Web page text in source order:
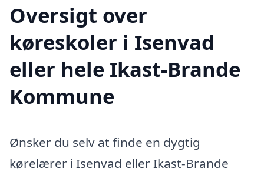
Oversigt over
køreskoler i Isenvad
eller hele Ikast-Brande
Kommune
Ønsker du selv at finde en dygtig
kørelærer i Isenvad eller Ikast-Brande